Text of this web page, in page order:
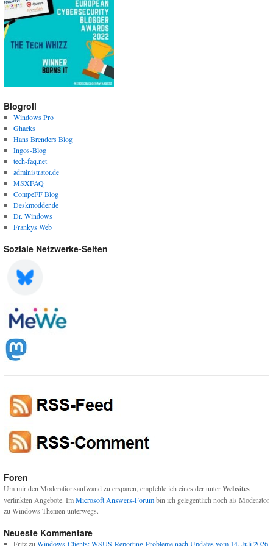
Blogroll
Windows Pro
Ghacks
Hans Brenders Blog
Ingos-Blog
tech-faq.net
administrator.de
MSXFAQ
CompeFF Blog
Deskmodder.de
Dr. Windows
Frankys Web
Soziale Netzwerke-Seiten
Foren
Um mir den Moderationsaufwand zu ersparen, empfehle ich eines der unterWebsites
verlinkten Angebote. ImMicrosoft Answers-Forumbin ich gelegentlich noch als Moderator
zu Windows-Themen unterwegs.
Neueste Kommentare
Fritzzu Windows-Clients: WSUS-Reporting-Probleme nach Updates vom 14. Juli 2026